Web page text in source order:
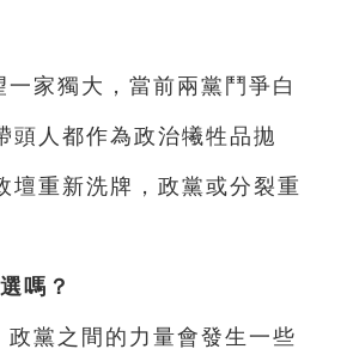
家獨大，當前兩黨鬥爭白
頭人都作為政治犧牲品拋
壇重新洗牌，政黨或分裂重
嗎？
黨之間的力量會發生一些